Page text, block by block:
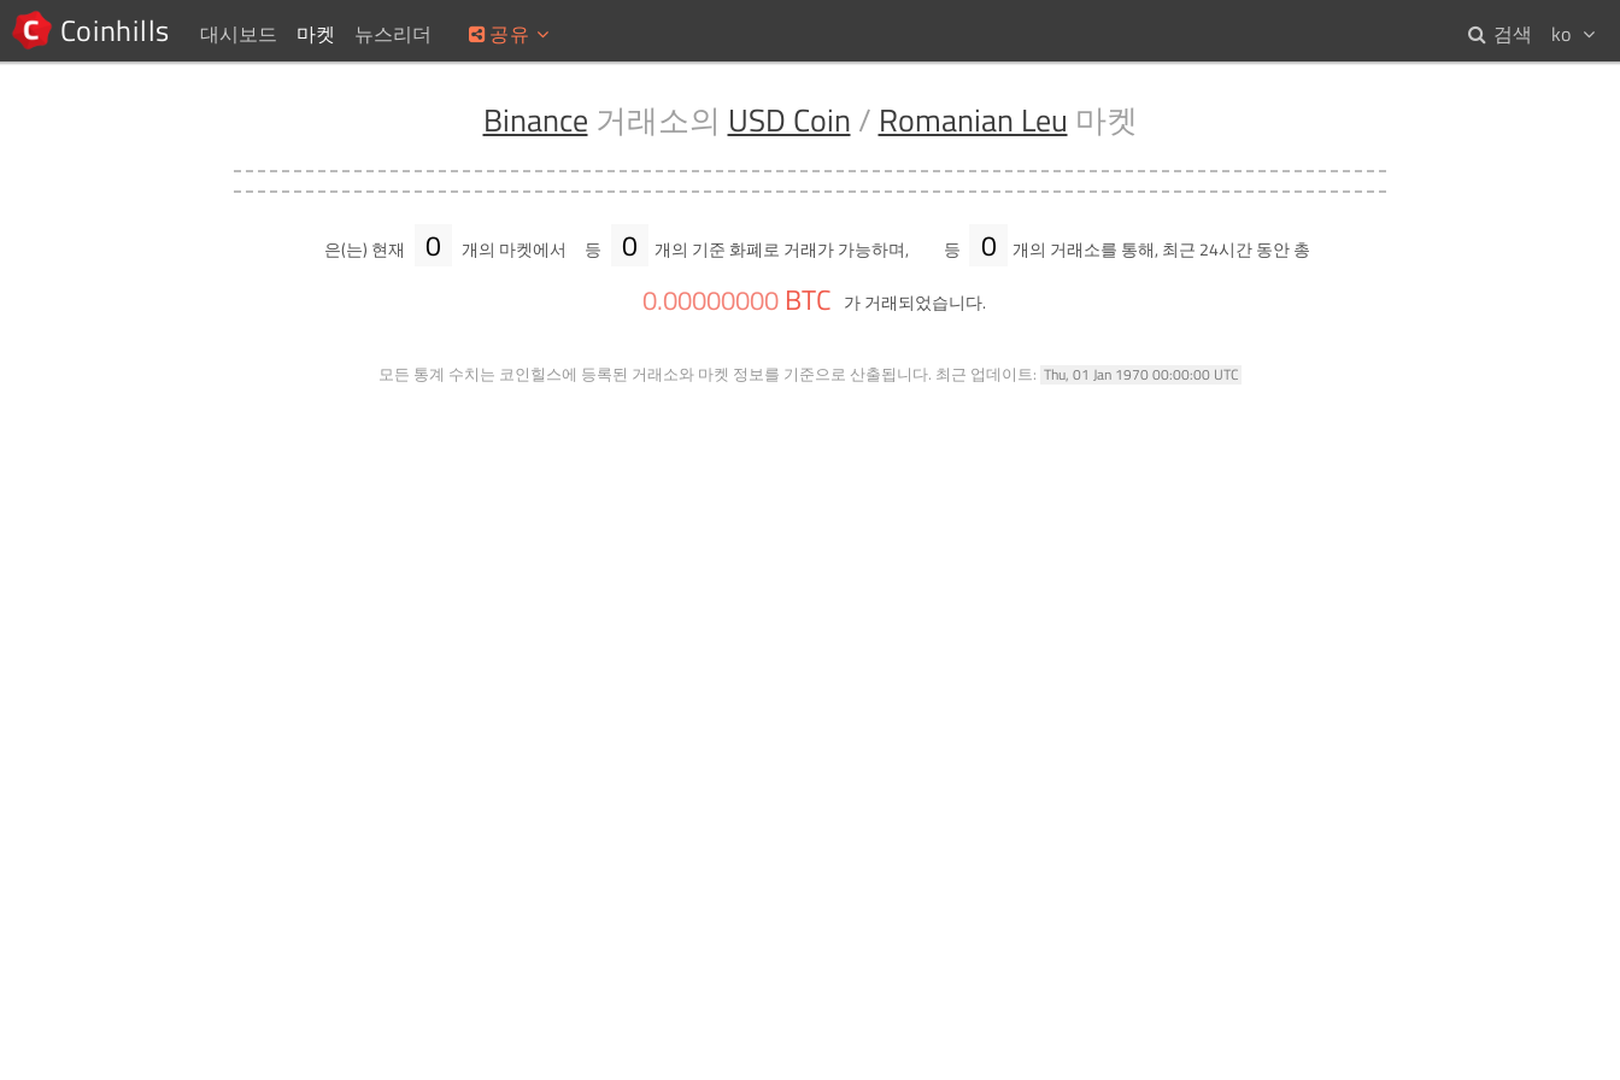
Coinhills 대시보드 마켓 뉴스리더 공유 ko
검색
Binance 거래소의 USD Coin / Romanian Leu 마켓
은(는) 현재 0 개의 마켓에서 등 0 개의 기준 화폐로 거래가 가능하며, 등 0 개의 거래소를 통해, 최근 24시간 동안 총
0.00000000 BTC 가 거래되었습니다.
모든 통계 수치는 코인힐스에 등록된 거래소와 마켓 정보를 기준으로 산출됩니다. 최근 업데이트: Thu, 01 Jan 1970 00:00:00 UTC